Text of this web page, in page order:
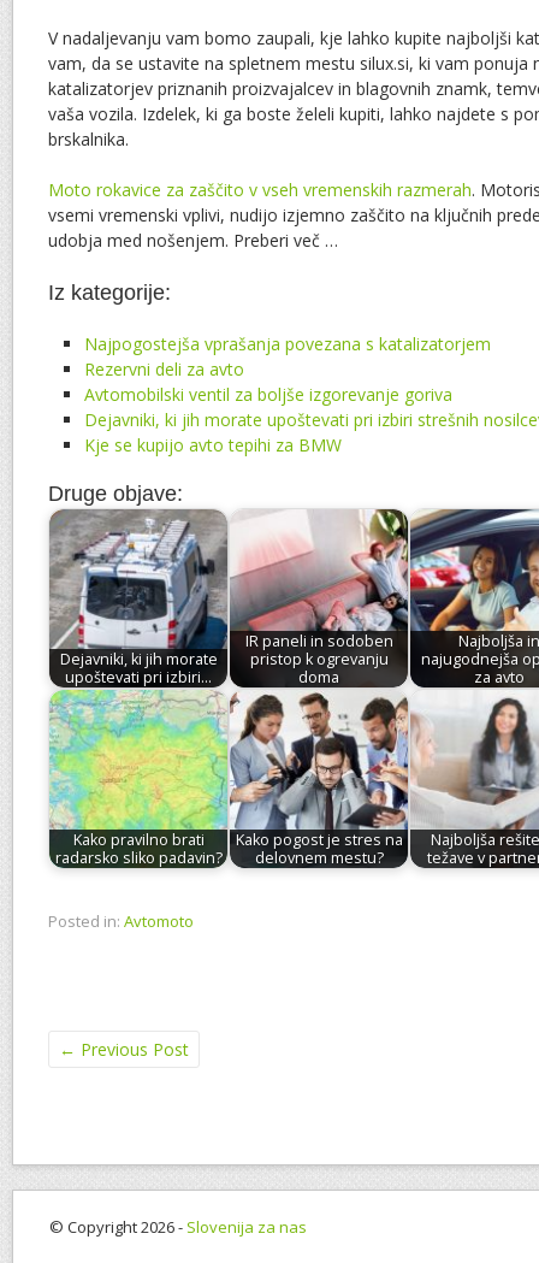
V nadaljevanju vam bomo zaupali, kje lahko kupite najboljši
vam, da se ustavite na spletnem mestu silux.si, ki vam ponuja
katalizatorjev priznanih proizvajalcev in blagovnih znamk,
vaša vozila. Izdelek, ki ga boste želeli kupiti, lahko najdete s
brskalnika.
Moto rokavice za zaščito v vseh vremenskih razmerah.
vsemi vremenski vplivi, nudijo izjemno zaščito na ključnih
udobja med nošenjem. Preberi več …
Iz kategorije:
Najpogostejša vprašanja povezana s katalizatorjem
Rezervni deli za avto
Avtomobilski ventil za boljše izgorevanje goriva
Dejavniki, ki jih morate upoštevati pri izbiri strešnih
Kje se kupijo avto tepihi za BMW
Druge objave:
Dejavniki, ki jih morate
upoštevati pri izbiri…
IR paneli in sodoben
pristop k ogrevanju
doma
Najboljša in
najugodnejša
za avto
Kako pravilno brati
radarsko sliko padavin?
Kako pogost je stres na
delovnem mestu?
Najboljša
težave v
Posted in: Avtomoto
← Previous Post
© Copyright 2026 - Slovenija za nas